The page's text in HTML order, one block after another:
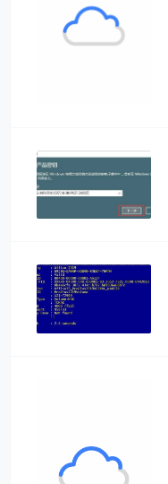
Windows10"
alt="Windows 10
神" alt="MSDN
全新 Windows